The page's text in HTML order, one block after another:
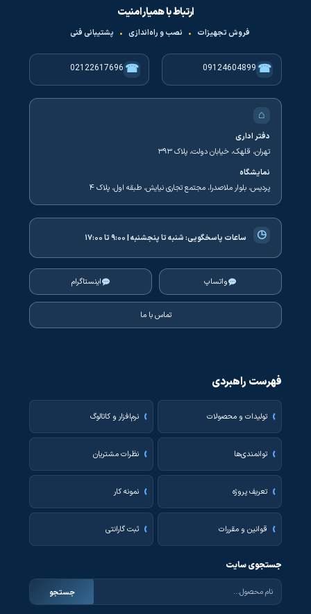
ارتباط با همیار امنیت
فروش تجهیزات • نصب و راه‌اندازی • پشتیبانی فنی
☎
09124604899
☎
02122617696
⌂
دفتر اداری
تهران، قلهک، خیابان دولت، پلاک ۳۹۳
نمایشگاه
پردیس، بلوار ملاصدرا، مجتمع تجاری نیایش، طبقه اول، پلاک ۴
◷ ساعات پاسخگویی:شنبه تا پنجشنبه | ۹:۰۰ تا ۱۷:۰۰
واتساپ اینستاگرام
تماس با ما
فهرست راهبردی
تولیدات و محصولات نرم‌افزار و کاتالوگ
توانمندی‌ها نظرات مشتریان
تعریف پروژه نمونه کار
قوانین و مقررات ثبت گارانتی
جستجوی سایت
جستجو